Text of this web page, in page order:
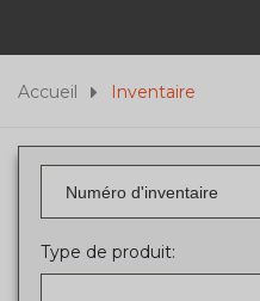
Accueil Inventaire
Type de produit: